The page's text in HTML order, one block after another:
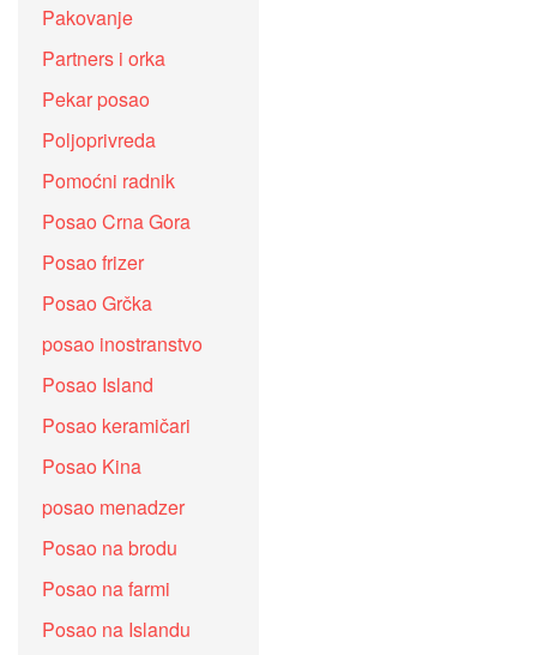
Pakovanje
Partners i orka
Pekar posao
Poljoprivreda
Pomoćni radnik
Posao Crna Gora
Posao frizer
Posao Grčka
posao inostranstvo
Posao Island
Posao keramičari
Posao Kina
posao menadzer
Posao na brodu
Posao na farmi
Posao na Islandu